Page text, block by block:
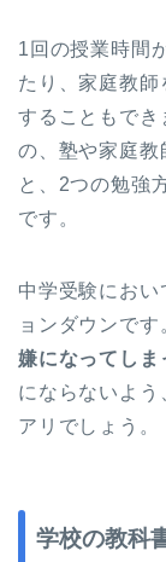
1回の授業時間
たり、家庭教師
することもでき
の、塾や家庭教
と、2つの勉強
です。
中学受験におい
ョンダウンです
嫌になってしま
にならないよう
アリでしょう。
学校の教科